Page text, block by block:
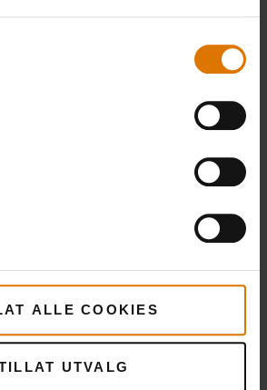
ALLE COOKIES
UTVALG
tilbehør